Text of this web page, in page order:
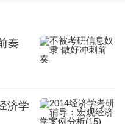
为语文、数学、思想
、化学、生物、技术
目，部分省市还考通用
高考对考生的压力，
奏
济学